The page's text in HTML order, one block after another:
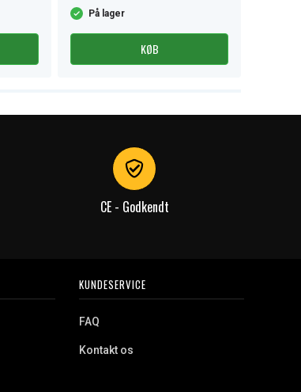
På lager
KØB
CE - Godkendt
KUNDESERVICE
FAQ
Kontakt os